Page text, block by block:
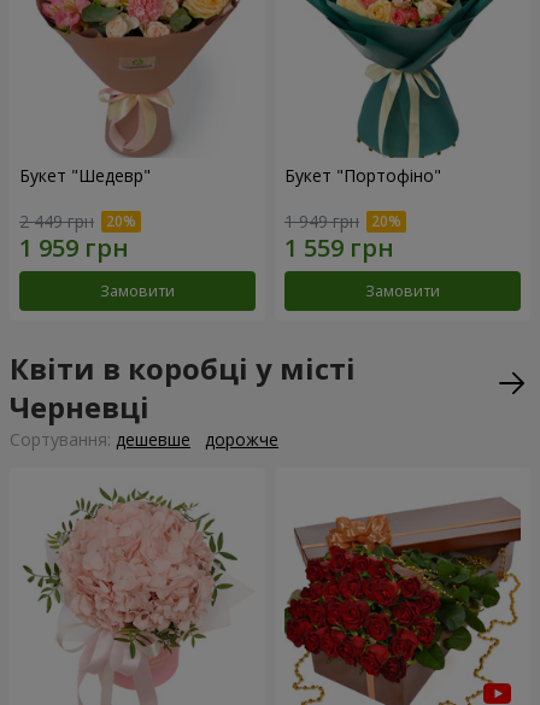
Букет "Шедевр"
2 449 грн
Замовити
Букет "Портофіно"
1 949 грн
Замовити
Квіти в коробці у місті
Черневці
Сортування: дешевше дорожче